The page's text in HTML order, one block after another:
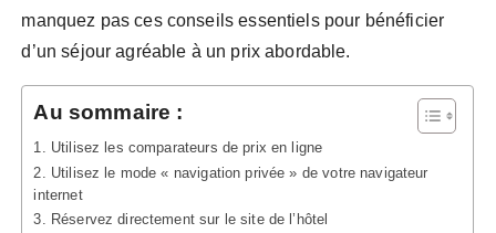
manquez pas ces conseils essentiels pour bénéficier
d’un séjour agréable à un prix abordable.
Au sommaire :
1. Utilisez les comparateurs de prix en ligne
2. Utilisez le mode « navigation privée » de votre navigateur
internet
3. Réservez directement sur le site de l’hôtel